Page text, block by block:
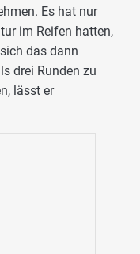
Es hat nur
im Reifen hatten,
das dann
drei Runden zu
lässt er